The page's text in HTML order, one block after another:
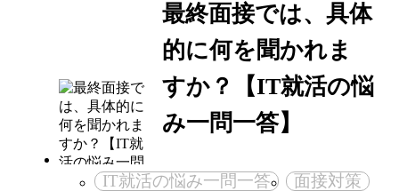
最終面接では、具体
的に何を聞かれま
すか？【IT就活の悩
み一問一答】
IT就活の悩み一問一答 面接対策